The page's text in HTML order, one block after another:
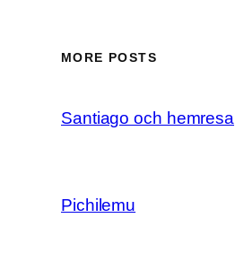
MORE POSTS
Santiago och hemresa
Pichilemu